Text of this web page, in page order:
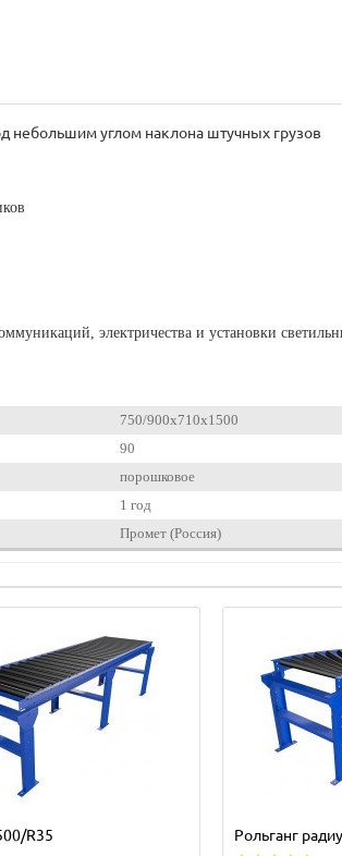
небольшим углом наклона штучных грузов
электричества и установки
750/900x710x1500
90
порошковое
1 год
Промет (Россия)
R35 Рольганг